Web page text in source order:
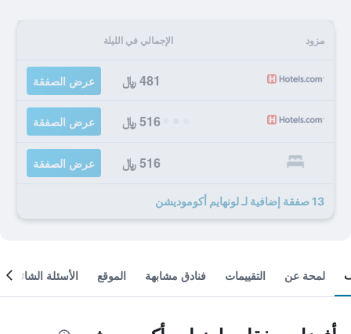
مزود الإجمالي في الليلة
481 ﷼ عرض الصفقة
516 ﷼ عرض الصفقة
516 ﷼ عرض الصفقة
13 صفقة إضافية لـ لونهايم أكوموديشن
لمحة عن التقييمات فنادق مشابهة الموقع الأسئلة الشائعة